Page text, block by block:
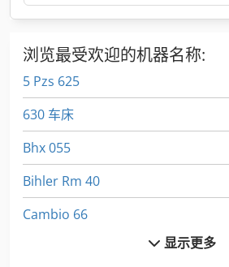
浏览最受欢迎的机器名称:
5 Pzs 625
630 车床
Bhx 055
Bihler Rm 40
Cambio 66
显示更多